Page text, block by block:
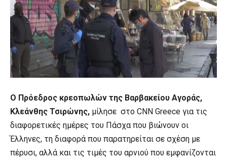
O Πρόεδρος κρεοπωλών της Βαρβακείου Αγοράς,
Κλεάνθης Τσιρώνης, μίλησε στο CNN Greece για τις
διαφορετικές ημέρες του Πάσχα που βιώνουν οι
Έλληνες, τη διαφορά που παρατηρείται σε σχέση με
πέρυσι, αλλά και τις τιμές του αρνιού που εμφανίζονται